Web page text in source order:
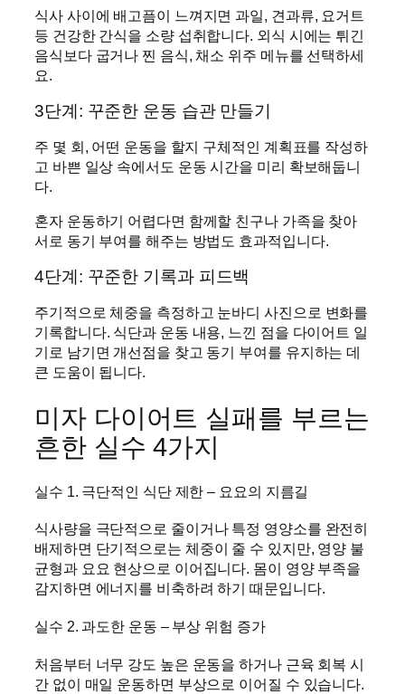
식사 사이에 배고픔이 느껴지면 과일, 견과류, 요거트
등 건강한 간식을 소량 섭취합니다. 외식 시에는 튀긴
음식보다 굽거나 찐 음식, 채소 위주 메뉴를 선택하세
요.
3단계: 꾸준한 운동 습관 만들기
주 몇 회, 어떤 운동을 할지 구체적인 계획표를 작성하
고 바쁜 일상 속에서도 운동 시간을 미리 확보해둡니
다.
혼자 운동하기 어렵다면 함께할 친구나 가족을 찾아
서로 동기 부여를 해주는 방법도 효과적입니다.
4단계: 꾸준한 기록과 피드백
주기적으로 체중을 측정하고 눈바디 사진으로 변화를
기록합니다. 식단과 운동 내용, 느낀 점을 다이어트 일
기로 남기면 개선점을 찾고 동기 부여를 유지하는 데
큰 도움이 됩니다.
미자 다이어트 실패를 부르는
흔한 실수 4가지
실수 1. 극단적인 식단 제한 – 요요의 지름길
식사량을 극단적으로 줄이거나 특정 영양소를 완전히
배제하면 단기적으로는 체중이 줄 수 있지만, 영양 불
균형과 요요 현상으로 이어집니다. 몸이 영양 부족을
감지하면 에너지를 비축하려 하기 때문입니다.
실수 2. 과도한 운동 – 부상 위험 증가
처음부터 너무 강도 높은 운동을 하거나 근육 회복 시
간 없이 매일 운동하면 부상으로 이어질 수 있습니다.